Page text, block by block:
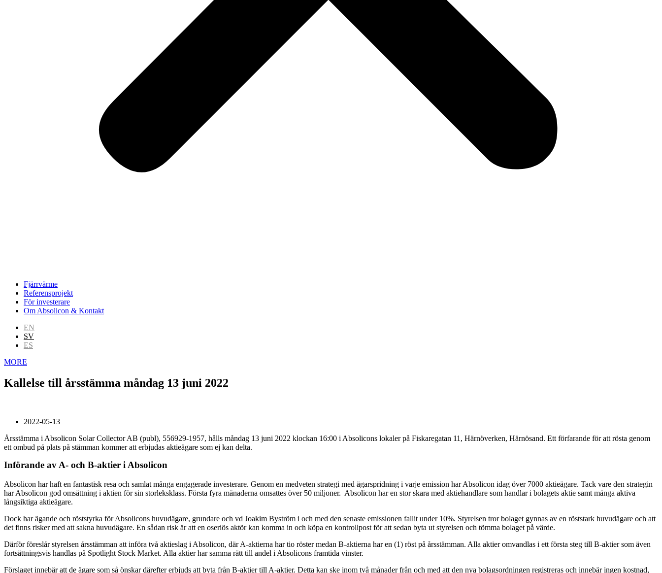
Fjärrvärme
Referensprojekt
För investerare
Om Absolicon & Kontakt
EN
SV
ES
MORE
Kallelse till årsstämma måndag 13 juni 2022
2022-05-13
Årsstämma i Absolicon Solar Collector AB (publ), 556929-1957, hålls måndag 13 juni 2022 klockan 16:00 i Absolicons lokaler på Fiskaregatan 11, Härnöverken, Härnösand. Ett förfarande för att rösta genom
ett ombud på plats på stämman kommer att erbjudas aktieägare som ej kan delta.
Införande av A- och B-aktier i Absolicon
Absolicon har haft en fantastisk resa och samlat många engagerade investerare. Genom en medveten strategi med ägarspridning i varje emission har Absolicon idag över 7000 aktieägare. Tack vare den strategin
har Absolicon god omsättning i aktien för sin storleksklass. Första fyra månaderna omsattes över 50 miljoner. Absolicon har en stor skara med aktiehandlare som handlar i bolagets aktie samt många aktiva
långsiktiga aktieägare.
Dock har ägande och röststyrka för Absolicons huvudägare, grundare och vd Joakim Byström i och med den senaste emissionen fallit under 10%. Styrelsen tror bolaget gynnas av en röststark huvudägare och att
det finns risker med att sakna huvudägare. En sådan risk är att en oseriös aktör kan komma in och köpa en kontrollpost för att sedan byta ut styrelsen och tömma bolaget på värde.
Därför föreslår styrelsen årsstämman att införa två aktieslag i Absolicon, där A-aktierna har tio röster medan B-aktierna har en (1) röst på årsstämman. Alla aktier omvandlas i ett första steg till B-aktier som även
fortsättningsvis handlas på Spotlight Stock Market. Alla aktier har samma rätt till andel i Absolicons framtida vinster.
Förslaget innebär att de ägare som så önskar därefter erbjuds att byta från B-aktier till A-aktier. Detta kan ske inom två månader från och med att den nya bolagsordningen registreras och innebär ingen kostnad,